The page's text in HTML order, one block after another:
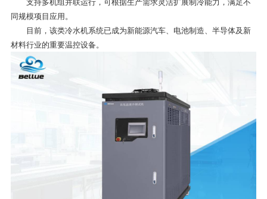
同规模项目应用。
目前，该类冷水机系统已成为新能源汽车、电池制造、半导体及新
材料行业的重要温控设备。